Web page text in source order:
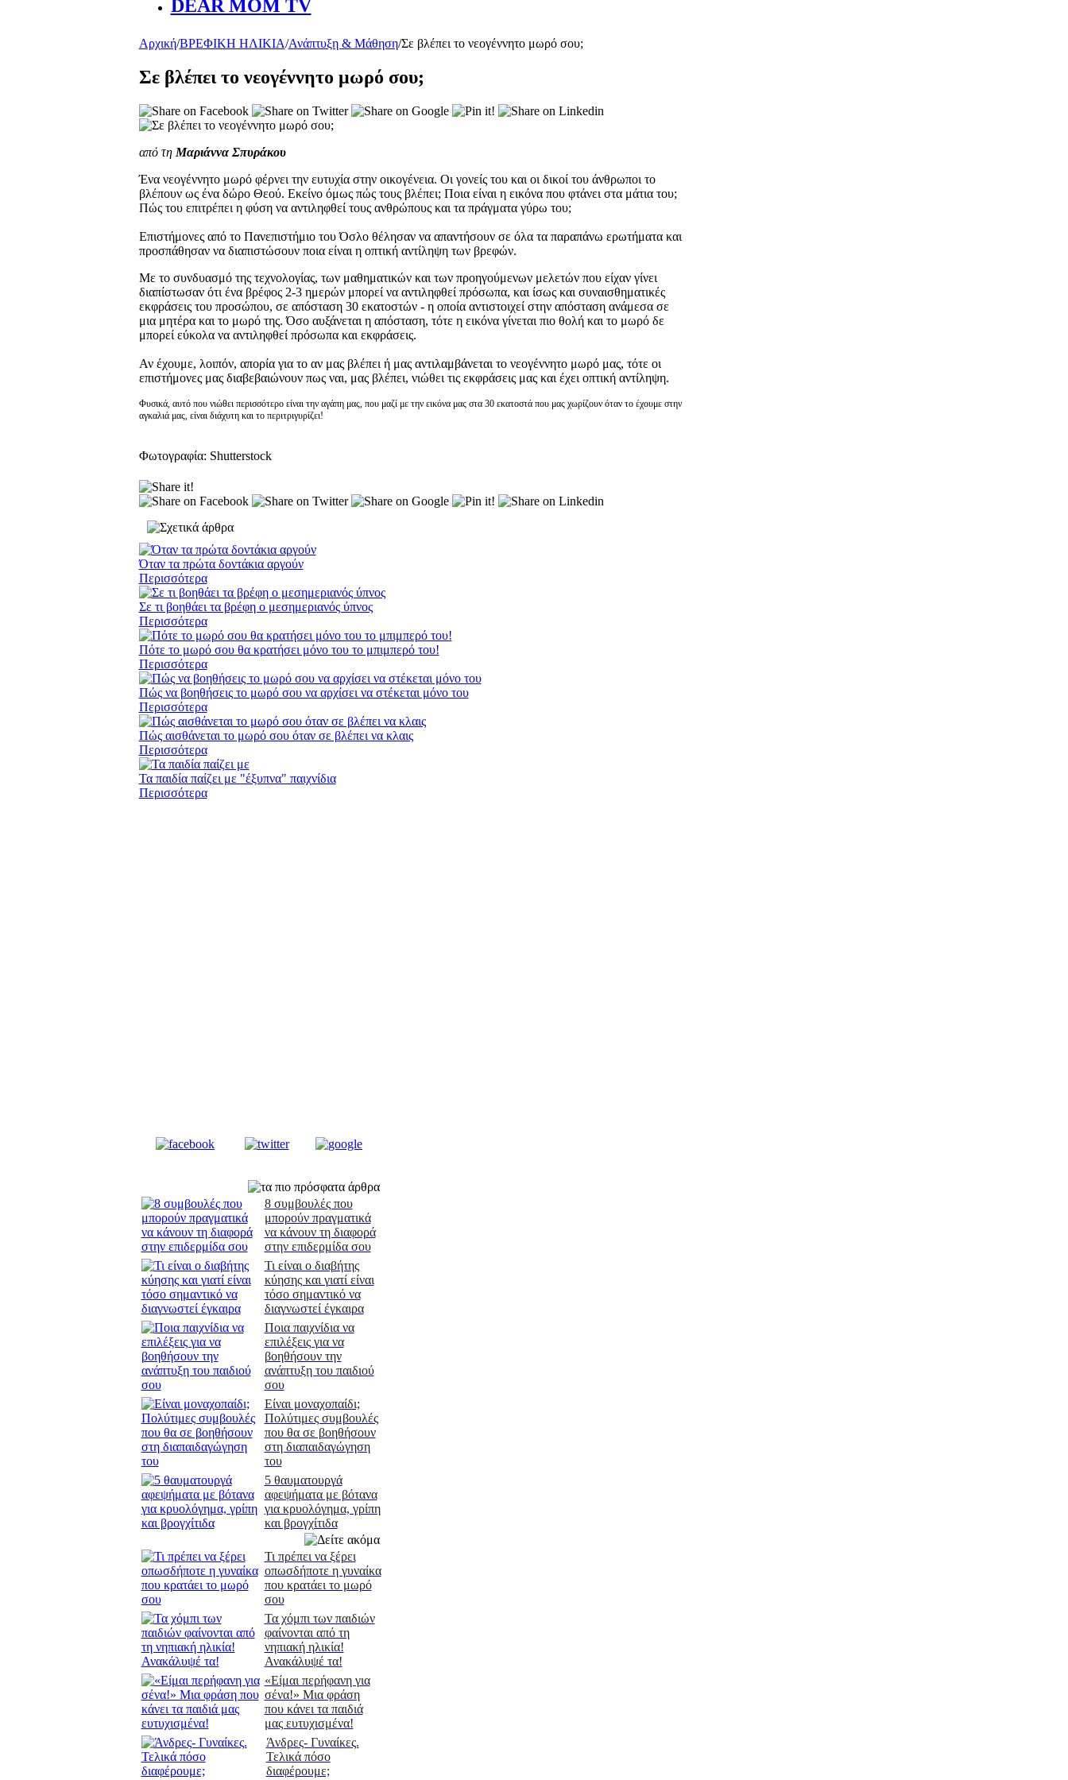
DEAR MOM TV
Αρχική/ΒΡΕΦΙΚΗ ΗΛΙΚΙΑ/Ανάπτυξη & Μάθηση/Σε βλέπει το νεογέννητο μωρό σου;
Σε βλέπει το νεογέννητο μωρό σου;
από τη Μαριάννα Σπυράκου
Ένα νεογέννητο μωρό φέρνει την ευτυχία στην οικογένεια. Οι γονείς του και οι δικοί του άνθρωποι το
βλέπουν ως ένα δώρο Θεού. Εκείνο όμως πώς τους βλέπει; Ποια είναι η εικόνα που φτάνει στα μάτια του;
Πώς του επιτρέπει η φύση να αντιληφθεί τους ανθρώπους και τα πράγματα γύρω του;
Επιστήμονες από το Πανεπιστήμιο του Όσλο θέλησαν να απαντήσουν σε όλα τα παραπάνω ερωτήματα και
προσπάθησαν να διαπιστώσουν ποια είναι η οπτική αντίληψη των βρεφών.
Με το συνδυασμό της τεχνολογίας, των μαθηματικών και των προηγούμενων μελετών που είχαν γίνει
διαπίστωσαν ότι ένα βρέφος 2-3 ημερών μπορεί να αντιληφθεί πρόσωπα, και ίσως και συναισθηματικές
εκφράσεις του προσώπου, σε απόσταση 30 εκατοστών - η οποία αντιστοιχεί στην απόσταση ανάμεσα σε
μια μητέρα και το μωρό της. Όσο αυξάνεται η απόσταση, τότε η εικόνα γίνεται πιο θολή και το μωρό δε
μπορεί εύκολα να αντιληφθεί πρόσωπα και εκφράσεις.
Αν έχουμε, λοιπόν, απορία για το αν μας βλέπει ή μας αντιλαμβάνεται το νεογέννητο μωρό μας, τότε οι
επιστήμονες μας διαβεβαιώνουν πως ναι, μας βλέπει, νιώθει τις εκφράσεις μας και έχει οπτική αντίληψη.
Φυσικά, αυτό που νιώθει περισσότερο είναι την αγάπη μας, που μαζί με την εικόνα μας στα 30 εκατοστά που μας χωρίζουν όταν το έχουμε στην
αγκαλιά μας, είναι διάχυτη και το περιτριγυρίζει!
Φωτογραφία: Shutterstock
Όταν τα πρώτα δοντάκια αργούν
Περισσότερα
Σε τι βοηθάει τα βρέφη ο μεσημεριανός ύπνος
Περισσότερα
Πότε το μωρό σου θα κρατήσει μόνο του το μπιμπερό του!
Περισσότερα
Πώς να βοηθήσεις το μωρό σου να αρχίσει να στέκεται μόνο του
Περισσότερα
Πώς αισθάνεται το μωρό σου όταν σε βλέπει να κλαις
Περισσότερα
Τα παιδία παίζει με "έξυπνα" παιχνίδια
Περισσότερα
8 συμβουλές που
μπορούν πραγματικά
να κάνουν τη διαφορά
στην επιδερμίδα σου
Τι είναι ο διαβήτης
κύησης και γιατί είναι
τόσο σημαντικό να
διαγνωστεί έγκαιρα
Ποια παιχνίδια να
επιλέξεις για να
βοηθήσουν την
ανάπτυξη του παιδιού
σου
Είναι μοναχοπαίδι;
Πολύτιμες συμβουλές
που θα σε βοηθήσουν
στη διαπαιδαγώγηση
του
5 θαυματουργά
αφεψήματα με βότανα
για κρυολόγημα, γρίπη
και βρογχίτιδα
Τι πρέπει να ξέρει
οπωσδήποτε η γυναίκα
που κρατάει το μωρό
σου
Τα χόμπι των παιδιών
φαίνονται από τη
νηπιακή ηλικία!
Ανακάλυψέ τα!
«Είμαι περήφανη για
σένα!» Μια φράση
που κάνει τα παιδιά
μας ευτυχισμένα!
Άνδρες- Γυναίκες.
Τελικά πόσο
διαφέρουμε;